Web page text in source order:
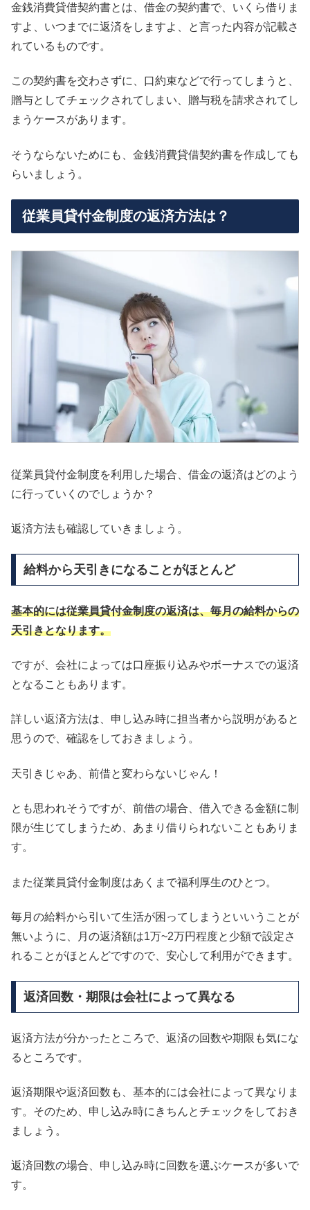
金銭消費貸借契約書とは、借金の契約書で、いくら借りま
すよ、いつまでに返済をしますよ、と言った内容が記載さ
れているものです。
この契約書を交わさずに、口約束などで行ってしまうと、
贈与としてチェックされてしまい、贈与税を請求されてし
まうケースがあります。
そうならないためにも、金銭消費貸借契約書を作成しても
らいましょう。
従業員貸付金制度の返済方法は？
従業員貸付金制度を利用した場合、借金の返済はどのよう
に行っていくのでしょうか？
返済方法も確認していきましょう。
給料から天引きになることがほとんど
基本的には従業員貸付金制度の返済は、毎月の給料からの
天引きとなります。
ですが、会社によっては口座振り込みやボーナスでの返済
となることもあります。
詳しい返済方法は、申し込み時に担当者から説明があると
思うので、確認をしておきましょう。
天引きじゃあ、前借と変わらないじゃん！
とも思われそうですが、前借の場合、借入できる金額に制
限が生じてしまうため、あまり借りられないこともありま
す。
また従業員貸付金制度はあくまで福利厚生のひとつ。
毎月の給料から引いて生活が困ってしまうといいうことが
無いように、月の返済額は1万~2万円程度と少額で設定さ
れることがほとんどですので、安心して利用ができます。
返済回数・期限は会社によって異なる
返済方法が分かったところで、返済の回数や期限も気にな
るところです。
返済期限や返済回数も、基本的には会社によって異なりま
す。そのため、申し込み時にきちんとチェックをしておき
ましょう。
返済回数の場合、申し込み時に回数を選ぶケースが多いで
す。